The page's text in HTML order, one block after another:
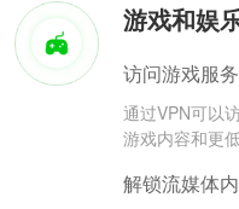
游戏和娱
访问游戏服
通过VPN可以
游戏内容和更
解锁流媒体